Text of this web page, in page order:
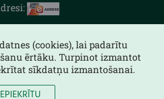
(cookies), lai padarītu
ērtāku. Turpinot izmantot
sīkdatņu izmantošanai.